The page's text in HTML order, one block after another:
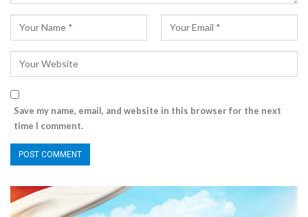
Save my name, email, and website in this browser for the next
time I comment.